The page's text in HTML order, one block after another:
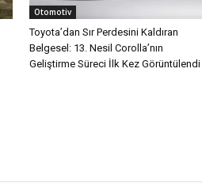
Otomotiv
Toyota’dan Sır Perdesini Kaldıran
Belgesel: 13. Nesil Corolla’nın
Geliştirme Süreci İlk Kez Görüntülendi